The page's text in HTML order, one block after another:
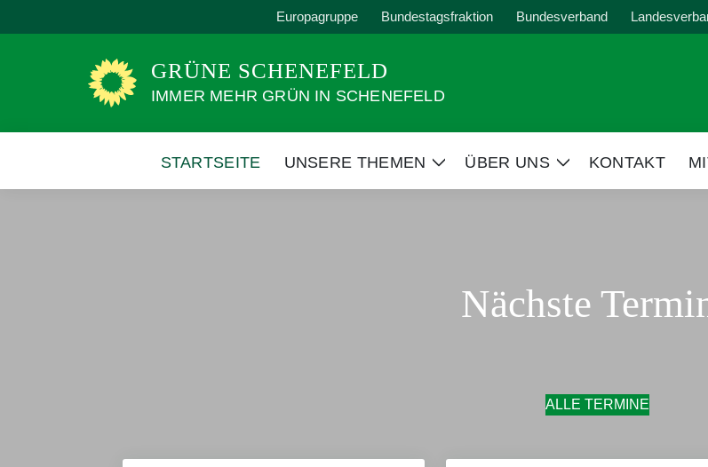
zum
Europagruppe Bundestagsfraktion Bundesverband
GRÜNE SCHENEFELD
IMMER MEHR GRÜN IN SCHENEFELD
STARTSEITE UNSERE THEMEN
Zeige
ÜBER UNS
Zeige
KONTAKT
Nächste
ALLE TERMINE